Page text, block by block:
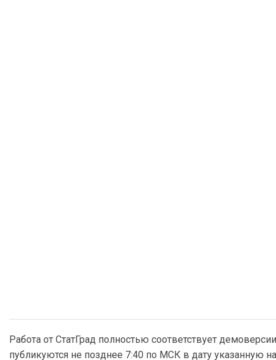
Работа от СтатГрад полностью соответствует
публикуются не позднее 7:40 по МСК в дату указанную